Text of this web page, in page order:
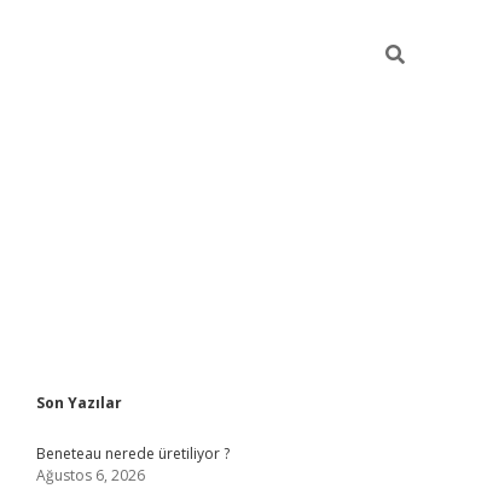
Sidebar
Son Yazılar
Beneteau nerede üretiliyor ?
Ağustos 6, 2026
https://hiltonbet-giris.com/